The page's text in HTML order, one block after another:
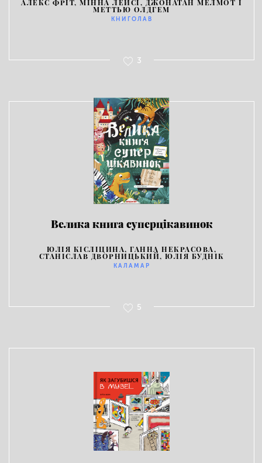
АЛЕКС ФРІТ, МІННА ЛЕЙСІ, ДЖОНАТАН МЕЛМОТ І
МЕТТЬЮ ОЛДГЕМ
КНИГОЛАВ
3
Велика книга суперцікавинок
ЮЛІЯ КІСЛІЦИНА, ГАННА НЕКРАСОВА,
СТАНІСЛАВ ДВОРНИЦЬКИЙ, ЮЛІЯ БУДНІК
КАЛАМАР
5